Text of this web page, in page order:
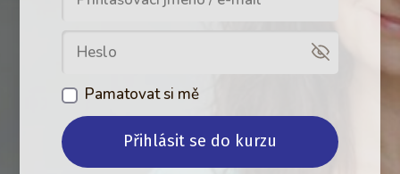
Pamatovat si mě
Přihlásit se do kurzu